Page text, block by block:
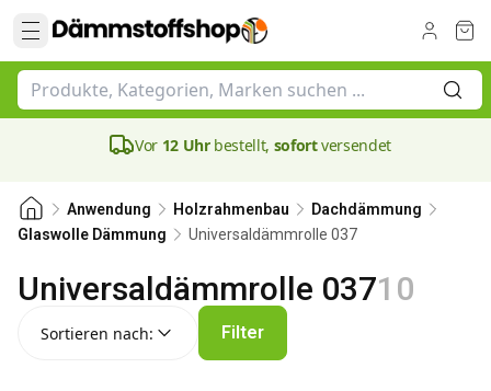
Vor 12 Uhrbestellt, sofortversendet
Anwendung Holzrahmenbau
Dachdämmung
Glaswolle Dämmung
Universaldämmrolle 037
Universaldämmrolle 03710
Sortieren nach: Filter